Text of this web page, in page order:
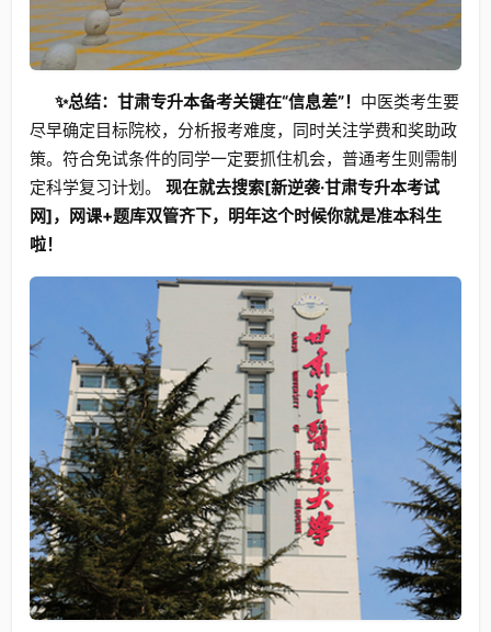
✨总结：甘肃专升本备考关键在“信息差”！ 中医类考生要
尽早确定目标院校，分析报考难度，同时关注学费和奖助政
策。符合免试条件的同学一定要抓住机会，普通考生则需制
定科学复习计划。 现在就去搜索[新逆袭·甘肃专升本考试
网]，网课+题库双管齐下，明年这个时候你就是准本科生
啦！